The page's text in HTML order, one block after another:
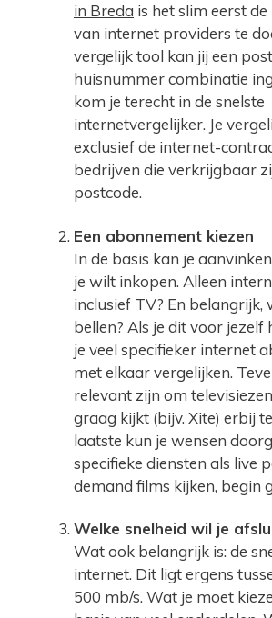
in Breda is het slim eerst
van internet providers te
vergelijk tool kan jij een
huisnummer combinatie
kom je terecht in de snelste
internetvergelijker. Je
exclusief de internet-
bedrijven die verkrijgbaar
postcode.
Een abonnement kiezen
In de basis kan je
je wilt inkopen. Alleen
inclusief TV? En belangrijk,
bellen? Als je dit voor jezelf
je veel specifieker internet
met elkaar vergelijken.
relevant zijn om
graag kijkt (bijv. Xite) erbij
laatste kun je wensen
specifieke diensten als live
demand films kijken, begin
Welke snelheid wil je
Wat ook belangrijk is: de
internet. Dit ligt ergens
500 mb/s. Wat je moet